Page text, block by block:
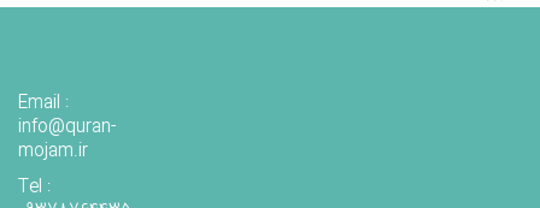
Email :
info@quran-
mojam.ir
Tel :